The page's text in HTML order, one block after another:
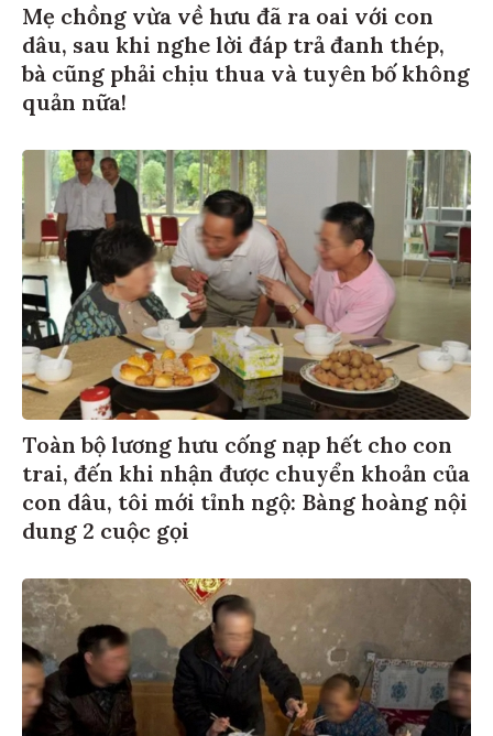
Mẹ chồng vừa về hưu đã ra oai với con
dâu, sau khi nghe lời đáp trả đanh thép,
bà cũng phải chịu thua và tuyên bố không
quản nữa!
Toàn bộ lương hưu cống nạp hết cho con
trai, đến khi nhận được chuyển khoản của
con dâu, tôi mới tỉnh ngộ: Bàng hoàng nội
dung 2 cuộc gọi